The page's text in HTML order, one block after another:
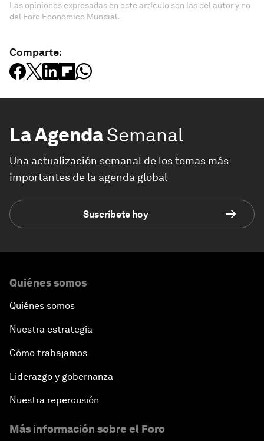
Las opiniones expresadas en este artículo son las del autor y no
del Foro Económico Mundial.
Comparte:
La AgendaSemanal
Una actualización semanal de los temas más
importantes de la agenda global
Suscríbete hoy
Quiénes somos
Quiénes somos
Nuestra estrategia
Cómo trabajamos
Liderazgo y gobernanza
Nuestra repercusión
Más información sobre el Foro